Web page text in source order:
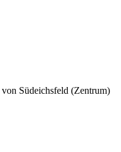
von Südeichsfeld (Zentrum)